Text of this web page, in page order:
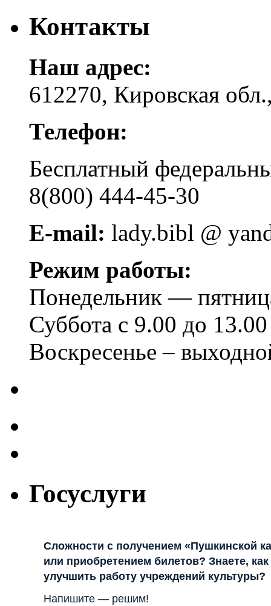
Контакты
Наш адрес:
612270, Кировская
Телефон:
Бесплатный
8(800) 444-45-30
E-mail: lady.bibl @
Режим работы:
Понедельник —
Суббота с 9.00 до 13.00
Воскресенье –
Госуслуги
Сложности с получением «Пушкинской
или приобретением билетов? Знаете, как
улучшить работу учреждений культуры?
Напишите — решим!